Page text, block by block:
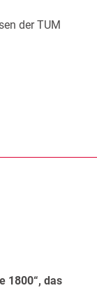
1800“, das